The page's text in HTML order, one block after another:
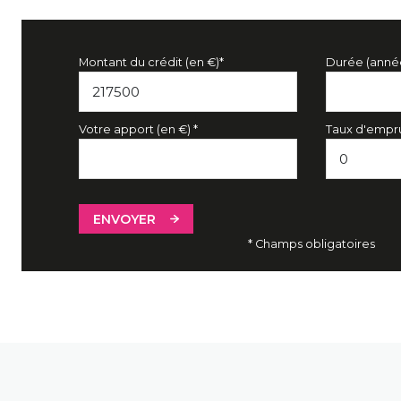
Montant du crédit (en €)* Durée
Votre apport (en €) * Taux
ENVOYER
* Champs obligatoires